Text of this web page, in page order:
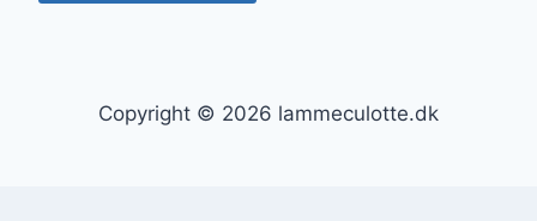
Copyright © 2026 lammeculotte.dk